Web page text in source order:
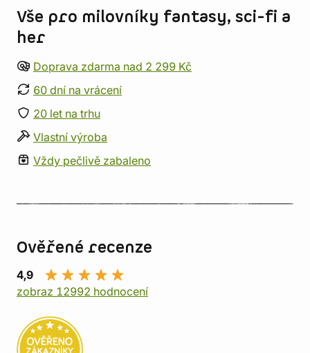
Vše pro milovníky fantasy, sci-fi a
her
Doprava zdarma nad 2 299 Kč
60 dní na vrácení
20 let na trhu
Vlastní výroba
Vždy pečlivě zabaleno
Ověřené recenze
4,9
zobraz 12992 hodnocení